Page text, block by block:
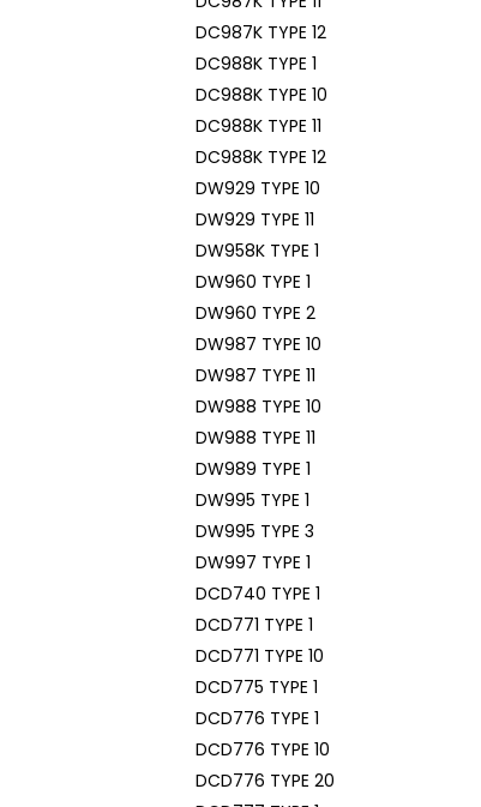
DC987K TYPE 12
DC988K TYPE 1
DC988K TYPE 10
DC988K TYPE 11
DC988K TYPE 12
DW929 TYPE 10
DW929 TYPE 11
DW958K TYPE 1
DW960 TYPE 1
DW960 TYPE 2
DW987 TYPE 10
DW987 TYPE 11
DW988 TYPE 10
DW988 TYPE 11
DW989 TYPE 1
DW995 TYPE 1
DW995 TYPE 3
DW997 TYPE 1
DCD740 TYPE 1
DCD771 TYPE 1
DCD771 TYPE 10
DCD775 TYPE 1
DCD776 TYPE 1
DCD776 TYPE 10
DCD776 TYPE 20